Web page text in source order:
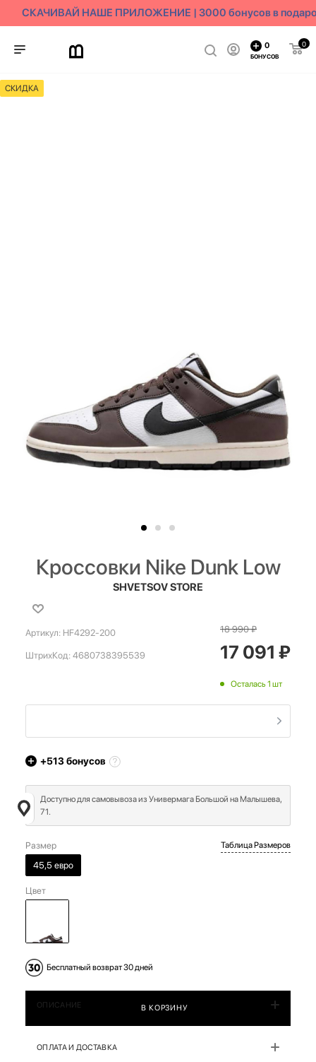
СКАЧИВАЙ НАШЕ ПРИЛОЖЕНИЕ | 3000 бонусов в
0
0
БОНУСОВ
СКИДКА
Кроссовки Nike Dunk Low
SHVETSOV STORE
Артикул: HF4292-200
ШтрихКод: 4680738395539
18 990₽
17 091 ₽
Осталась 1 шт
+513бонусов
Доступно для самовывоза из Универмага Большой на Малышева,
71.
Размер
45,5 евро
Таблица Размеров
Цвет
Бесплатный возврат 30 дней
В КОРЗИНУ
ОПИСАНИЕ
ОПЛАТА И ДОСТАВКА